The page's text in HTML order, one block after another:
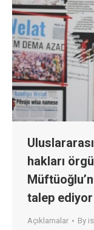
hakları
talep ediyor
Açıklamalar By